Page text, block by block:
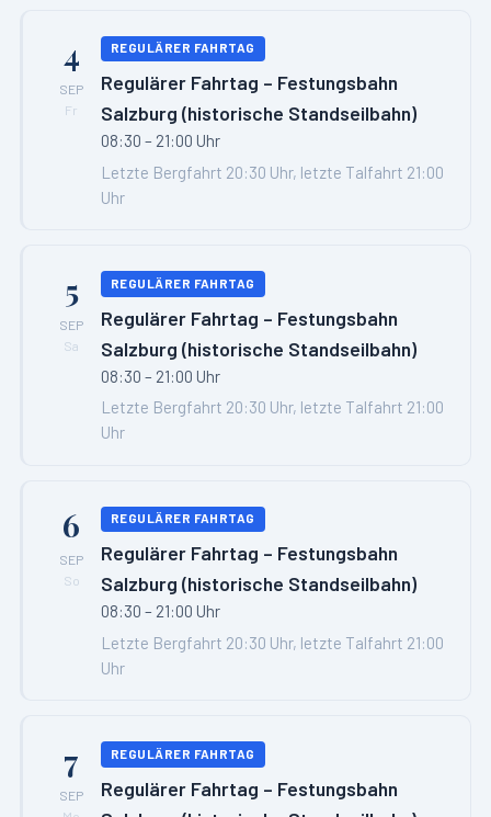
4
SEP
Fr
REGULÄRER FAHRTAG
Regulärer Fahrtag – Festungsbahn
Salzburg (historische Standseilbahn)
08:30 – 21:00 Uhr
Letzte Bergfahrt 20:30 Uhr, letzte Talfahrt 21:00
Uhr
5
SEP
Sa
REGULÄRER FAHRTAG
Regulärer Fahrtag – Festungsbahn
Salzburg (historische Standseilbahn)
08:30 – 21:00 Uhr
Letzte Bergfahrt 20:30 Uhr, letzte Talfahrt 21:00
Uhr
6
SEP
So
REGULÄRER FAHRTAG
Regulärer Fahrtag – Festungsbahn
Salzburg (historische Standseilbahn)
08:30 – 21:00 Uhr
Letzte Bergfahrt 20:30 Uhr, letzte Talfahrt 21:00
Uhr
7
SEP
REGULÄRER FAHRTAG
Regulärer Fahrtag – Festungsbahn